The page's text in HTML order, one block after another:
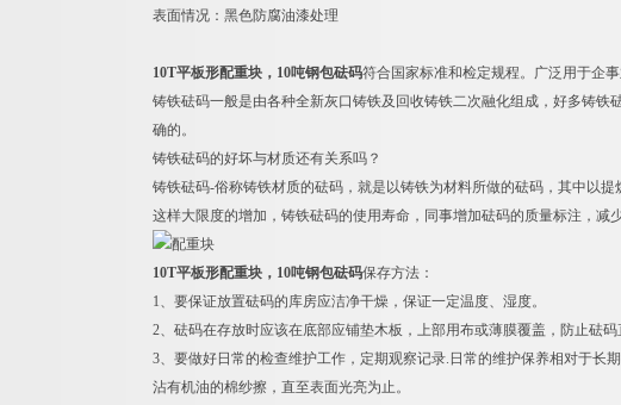
表面情况：黑色防腐油漆处理
10T平板形配重块，10吨钢包砝码符合国家标准和检定规程。广泛用于企
铸铁砝码一般是由各种全新灰口铸铁及回收铸铁二次融化组成，好多铸
确的。
铸铁砝码的好坏与材质还有关系吗？
铸铁砝码-俗称铸铁材质的砝码，就是以铸铁为材料所做的砝码，其中以
这样大限度的增加，铸铁砝码的使用寿命，同事增加砝码的质量标注，减
10T平板形配重块，10吨钢包砝码保存方法：
1、要保证放置砝码的库房应洁净干燥，保证一定温度、湿度。
2、砝码在存放时应该在底部应铺垫木板，上部用布或薄膜覆盖，防止砝码
3、要做好日常的检查维护工作，定期观察记录.日常的维护保养相对于长
沾有机油的棉纱擦，直至表面光亮为止。